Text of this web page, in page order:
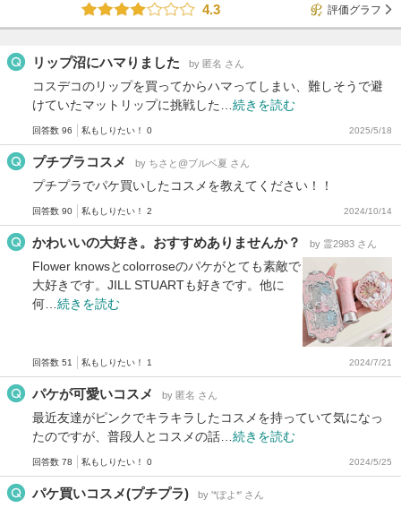
4.3
評価グラフ
リップ沼にハマりました by 匿名 さん
コスデコのリップを買ってからハマってしまい、難しそうで避
けていたマットリップに挑戦した… 続きを読む
回答数 96 私もしりたい！ 0 2025/5/18
プチプラコスメ by ちさと@ブルベ夏 さん
プチプラでパケ買いしたコスメを教えてください！！
回答数 90 私もしりたい！ 2 2024/10/14
かわいいの大好き。おすすめありませんか？ by 霊2983 さん
Flower knowsとcolorroseのパケがとても素敵で
大好きです。JILL STUARTも好きです。他に
何… 続きを読む
回答数 51 私もしりたい！ 1 2024/7/21
パケが可愛いコスメ by 匿名 さん
最近友達がピンクでキラキラしたコスメを持っていて気になっ
たのですが、普段人とコスメの話… 続きを読む
回答数 78 私もしりたい！ 0 2024/5/25
パケ買いコスメ(プチプラ) by '*ぽよ*' さん